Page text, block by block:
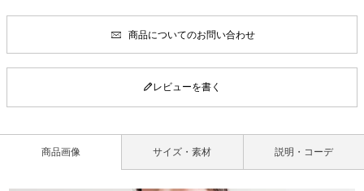
商品についてのお問い合わせ
レビューを書く
商品画像 サイズ・素材 説明・コーデ